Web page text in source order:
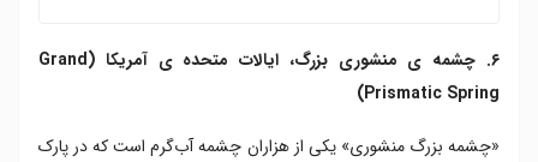
۶. چشمه ی منشوری بزرگ، ایالات متحده ی آمریکا (Grand
Prismatic Spring)
«چشمه بزرگ منشوری» یکی از هزاران چشمه آب‌گرم است که در پارک